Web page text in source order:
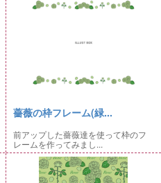
薔薇の枠フレーム(緑...
前アップした薔薇達を使って枠のフ
レームを作ってみまし...